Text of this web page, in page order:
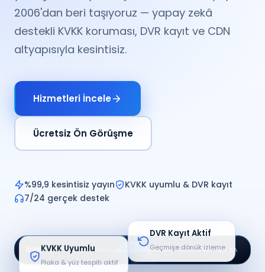
2006'dan beri taşıyoruz — yapay zekâ
destekli KVKK koruması, DVR kayıt ve CDN
altyapısıyla kesintisiz.
Hizmetleri İncele
Ücretsiz Ön Görüşme
%99,9 kesintisiz yayın
KVKK uyumlu & DVR kayıt
7/24 gerçek destek
panel.yayin.tr
ALT YAZI · Meydan Kamerası canlı yayını — hava, deniz ve kar bilgileri ekranda
CANLI DVR · 24 SA
DVR Kayıt Aktif
KVKK Uyumlu